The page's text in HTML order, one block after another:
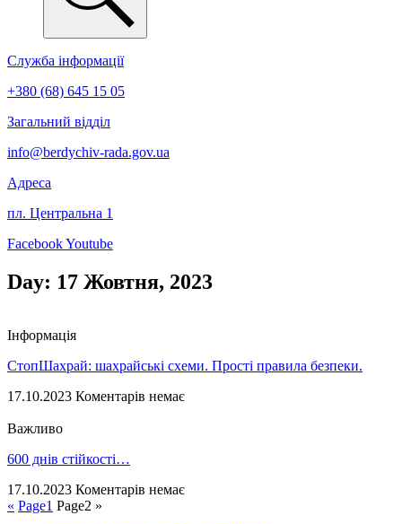
Служба інформації
+380 (68) 645 15 05
Загальний відділ
info@berdychiv-rada.gov.ua
Адреса
пл. Центральна 1
FacebookYoutube
Day: 17 Жовтня, 2023
Інформація
СтопШахрай: шахрайські схеми. Прості правила безпеки.
17.10.2023 Коментарів немає
Важливо
600 днів стійкості…
17.10.2023 Коментарів немає
« Page1 Page2 »